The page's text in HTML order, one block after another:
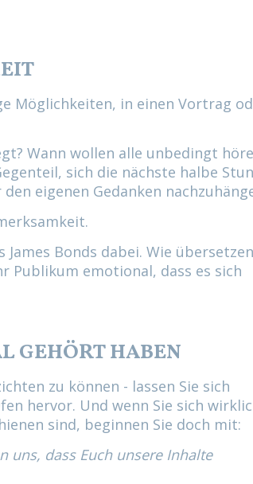
Möglichkeiten, in einen Vortrag
Wann wollen alle unbedingt
sich die nächste halbe
eigenen Gedanken
Bonds dabei. Wie übersetzen
Publikum emotional, dass es sich
GEHÖRT HABEN
zu können - lassen Sie sich
hervor. Und wenn Sie sich
sind, beginnen Sie doch mit:
uns, dass Euch unsere Inhalte